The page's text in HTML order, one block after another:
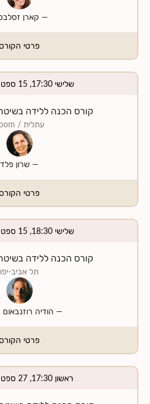
— קארן
פרטי הקורס
שלישי 17:30, 15 ספטמבר 2026
קורס הכנה ללידה
עתלית / Zoom
— שרון פלד
פרטי הקורס
שלישי 18:30, 15 ספטמבר 2026
קורס הכנה ללידה
תל אביב-יפו
— הודיה
פרטי הקורס
ראשון 17:30, 27 ספטמבר 2026